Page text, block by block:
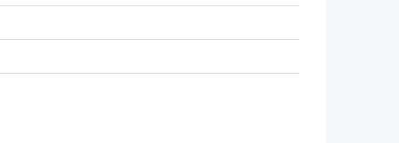
Stefan Zweig napiše biografijo Marije
proletarski, kmečki, vojni in drugi. Z
v  cikle  ali  zelo obsežne  romane,